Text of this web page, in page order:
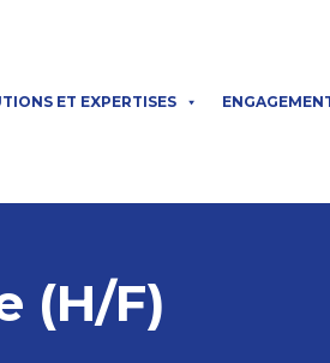
ET EXPERTISES
(H/F)